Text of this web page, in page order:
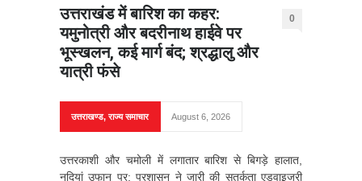
उत्तराखंड में बारिश का कहर:
यमुनोत्री और बदरीनाथ हाईवे पर
भूस्खलन, कई मार्ग बंद; श्रद्धालु और
यात्री फंसे
0
उत्तराखण्ड,राज्य समाचार August 6, 2026
उत्तरकाशी और चमोली में लगातार बारिश से बिगड़े हालात,
नदियां उफान पर; प्रशासन ने जारी की सतर्कता एडवाइजरी